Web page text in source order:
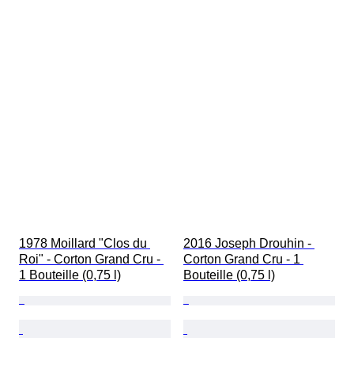
1978 Moillard "Clos du
Roi" - Corton Grand Cru -
1 Bouteille (0,75 l)
2016 Joseph Drouhin -
Corton Grand Cru - 1
Bouteille (0,75 l)